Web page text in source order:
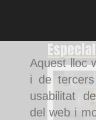
Aquest lloc
i de
usabilitat
del web i